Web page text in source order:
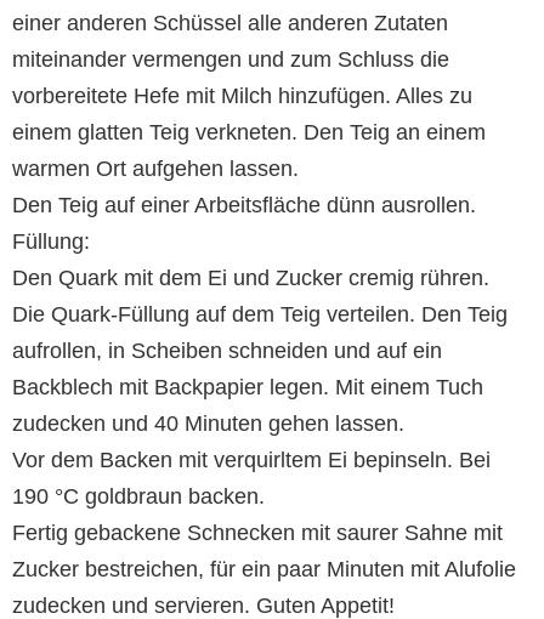
einer anderen Schüssel alle anderen Zutaten
miteinander vermengen und zum Schluss die
vorbereitete Hefe mit Milch hinzufügen. Alles zu
einem glatten Teig verkneten. Den Teig an einem
warmen Ort aufgehen lassen.
Den Teig auf einer Arbeitsfläche dünn ausrollen.
Füllung:
Den Quark mit dem Ei und Zucker cremig rühren.
Die Quark-Füllung auf dem Teig verteilen. Den Teig
aufrollen, in Scheiben schneiden und auf ein
Backblech mit Backpapier legen. Mit einem Tuch
zudecken und 40 Minuten gehen lassen.
Vor dem Backen mit verquirltem Ei bepinseln. Bei
190 °C goldbraun backen.
Fertig gebackene Schnecken mit saurer Sahne mit
Zucker bestreichen, für ein paar Minuten mit Alufolie
zudecken und servieren. Guten Appetit!